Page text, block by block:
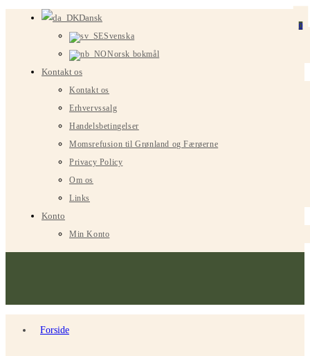
Dansk
Svenska
Norsk bokmål
Kontakt os
Kontakt os
Erhvervssalg
Handelsbetingelser
Momsrefusion til Grønland og Færøerne
Privacy Policy
Om os
Links
Konto
Min Konto
Forside
0